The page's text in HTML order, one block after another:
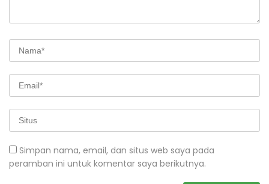
Simpan nama, email, dan situs web saya pada
peramban ini untuk komentar saya berikutnya.